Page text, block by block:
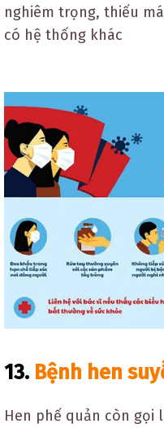
nghiêm trọng, thiếu
có hệ thống khác
13. Bệnh hen
Hen phế quản còn gọi